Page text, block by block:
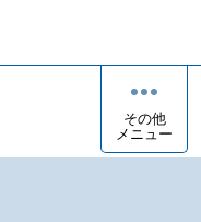
その他
メニュー